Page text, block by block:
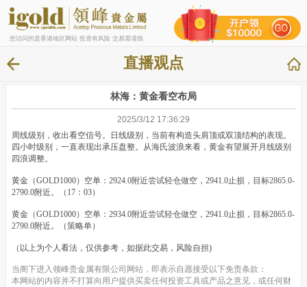
您访问的是香港地区网站 投资有风险 交易需谨慎
直播观点
林海：黄金看空布局
2025/3/12 17:36:29
周线级别，收出看空信号。日线级别，当前有构造头肩顶或双顶结构的表现。
四小时级别，一直表现出承压盘整。从海氏波浪来看，黄金有望展开月线级别
四浪调整。
黄金（GOLD1000）空单：2924.0附近尝试轻仓做空，2941.0止损，目标2865.0-
2790.0附近。（17：03）
黄金（GOLD1000）空单：2934.0附近尝试轻仓做空，2941.0止损，目标2865.0-
2790.0附近。（策略单）
（以上为个人看法，仅供参考，如据此交易，风险自担)
当阁下进入领峰贵金属有限公司网站，即表示自愿接受以下免责条款：
本网站的内容并不打算向用户提供买卖任何投资工具或产品之意见，或任何财